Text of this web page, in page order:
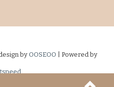
by OOSEOO | Powered by